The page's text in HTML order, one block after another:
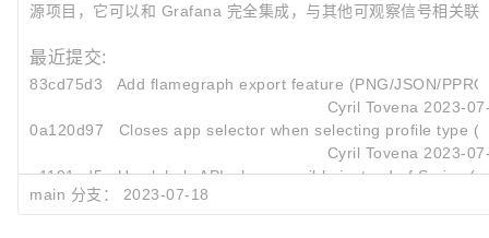
源项目，它可以和 Grafana 完全集成，与其他可观察信号相关联
最近提交:
83cd75d3
Add flamegraph export feature (PNG/JSON/
Cyril Tovena 2023-
0a120d97
Closes app selector when selecting profile type
Cyril Tovena 2023-
a1191ed5
Use labels API when possible instead of Series
main 分支： 2023-07-18